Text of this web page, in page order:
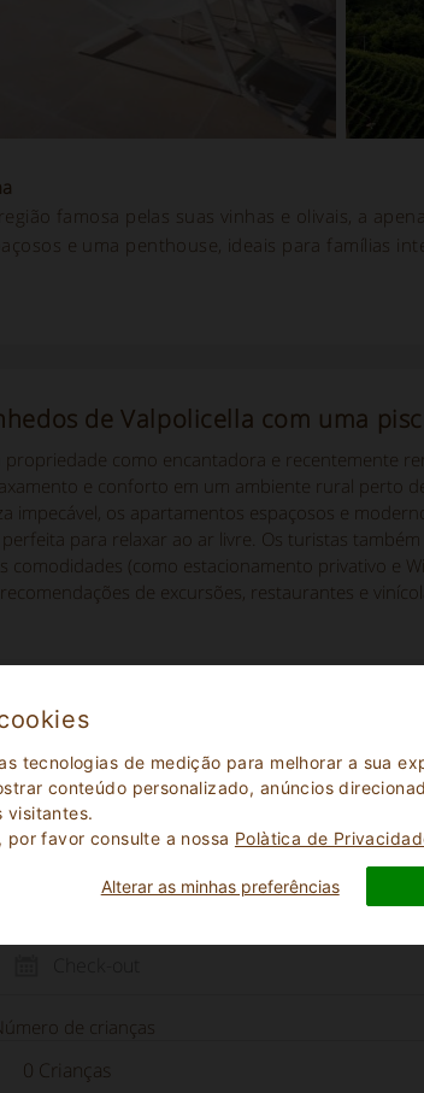
tecnologias de medição para melhorar a sua
conteúdo personalizado, anúncios
visitantes.
por favor consulte a nossa Polà­tica de
Alterar as minhas preferências
famosa pelas suas vinhas e olivais, a
e uma penthouse, ideais para famílias
de Valpolicella com uma
propriedade como encantadora e recentemente
e conforto em um ambiente rural perto
impecável, os apartamentos espaçosos e
para relaxar ao ar livre. Os turistas
comodidades (como estacionamento privativo e
de excursões, restaurantes e
A pontuação é baseada nas avaliações
de crianças